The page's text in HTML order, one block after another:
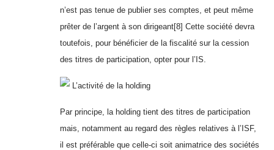
n’est pas tenue de publier ses comptes, et peut même
prêter de l’argent à son dirigeant[8] Cette société devra
toutefois, pour bénéficier de la fiscalité sur la cession
des titres de participation, opter pour l’IS.
L’activité de la holding
Par principe, la holding tient des titres de participation
mais, notamment au regard des règles relatives à l’ISF,
il est préférable que celle-ci soit animatrice des sociétés